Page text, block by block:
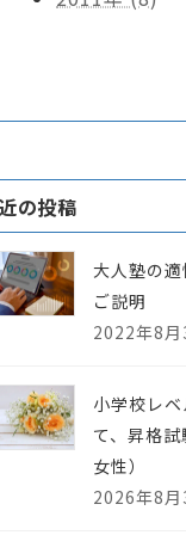
の投稿
大人塾の
ご説明
2022年8月
小学校レ
て、昇格
女性）
2026年8月